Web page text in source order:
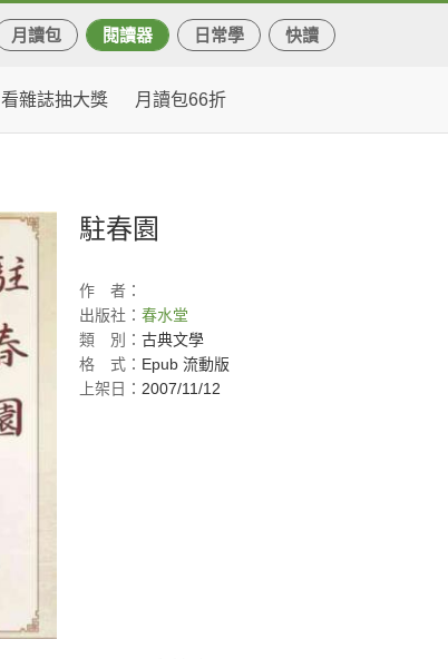
月讀包 閱讀器 日常學 快讀
看雜誌抽大獎 月讀包66折
駐春園
作
者：
出版社： 春水堂
類
別： 古典文學
格
式： Epub 流動版
上架日： 2007/11/12